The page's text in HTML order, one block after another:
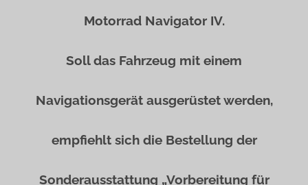
Motorrad Navigator IV.
Soll das Fahrzeug mit einem
Navigationsgerät ausgerüstet werden,
empfiehlt sich die Bestellung der
Sonderausstattung „Vorbereitung für